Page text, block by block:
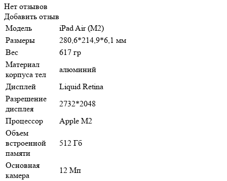
Нет отзывов
Добавить отзыв
Модель
iPad Air (M2)
Размеры
280,6*214,9*6,1 мм
Вес
617 гр
Материал
корпуса тел
алюминий
Дисплей
Liquid Retina
Разрешение
дисплея
2732*2048
Процессор
Apple M2
Объем
встроенной
памяти
512 Гб
Основная
камера
12 Мп